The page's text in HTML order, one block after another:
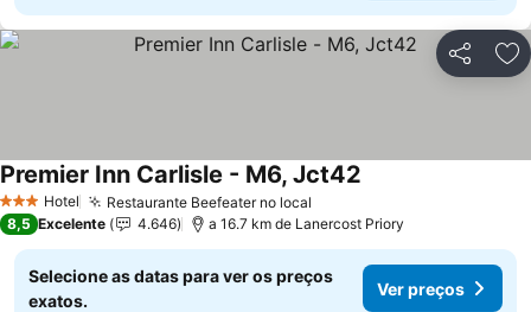
Partilhar
3 EstrelasHotel Restaurante Beefeater no local
Premier Inn Carlisle - M6, Jct42
8,5 Excelente 4.646 a 16.7 km de Lanercost Priory
Selecione as datas para ver os preços
exatos.
Ver preços